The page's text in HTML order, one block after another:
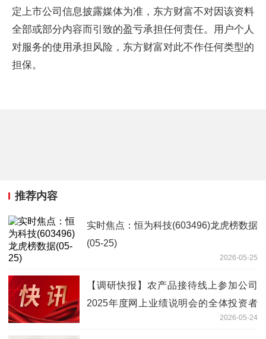
定上市公司信息披露媒体为准，东方财富不对因该资料
全部或部分内容而引致的盈亏承担任何责任。用户个人
对服务的使用承担风险，东方财富对此不作任何类型的
担保。
推荐内容
实时焦点：恒为科技(603496)龙虎榜数据
(05-25)
2026-05-25
【调研快报】农产品接待线上参加公司
2025年度网上业绩说明会的全体投资者
2026-05-24